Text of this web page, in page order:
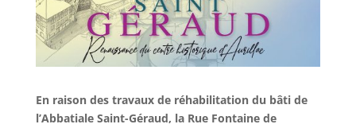
En raison des travaux de réhabilitation du bâti de
l’Abbatiale Saint-Géraud, la Rue Fontaine de